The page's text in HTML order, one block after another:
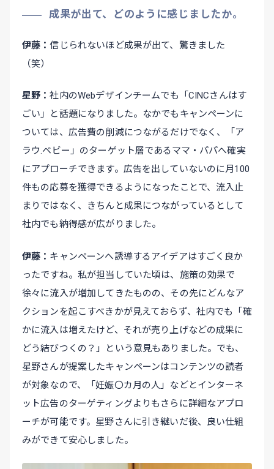
成果が出て、どのように感じましたか。
伊藤
信じられないほど成果が出て、驚きました
（笑）
星野
社内のWebデザインチームでも「CINCさんはす
ごい」と話題になりました。なかでもキャンペーンに
ついては、広告費の削減につながるだけでなく、「ア
ラウ.ベビー」のターゲット層であるママ・パパへ確実
にアプローチできます。広告を出していないのに月100
件もの応募を獲得できるようになったことで、流入止
まりではなく、きちんと成果につながっているとして
社内でも納得感が広がりました。
伊藤
キャンペーンへ誘導するアイデアはすごく良か
ったですね。私が担当していた頃は、施策の効果で
徐々に流入が増加してきたものの、その先にどんなア
クションを起こすべきかが見えておらず、社内でも「確
かに流入は増えたけど、それが売り上げなどの成果に
どう結びつくの？」という意見もありました。でも、
星野さんが提案したキャンペーンはコンテンツの読者
が対象なので、「妊娠〇カ月の人」などとインターネ
ット広告のターゲティングよりもさらに詳細なアプロ
ーチが可能です。星野さんに引き継いだ後、良い仕組
みができて安心しました。